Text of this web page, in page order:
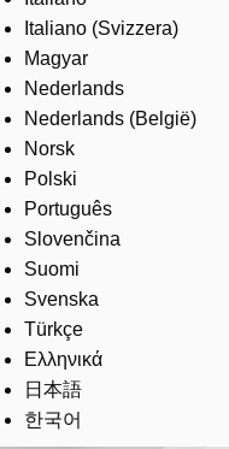
Italiano (Svizzera)
Magyar
Nederlands
Nederlands (België)
Norsk
Polski
Português
Slovenčina
Suomi
Svenska
Türkçe
Ελληνικά
日本語
한국어